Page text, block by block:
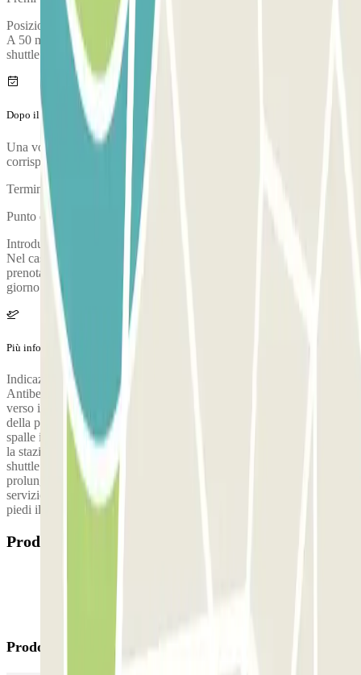
Posizione della fermata di autobus/shuttle che ti porterà al terminal:
A 50 metri dall'entrata del parcheggio P9 si trova una fermata di
shuttle gratuito
Dopo il tuo viaggio
Una volta recuperate le tue valigie, raggiungi la fermata di autobus
corrispondente.
Terminal T1
Punto da cui partono le navette per tornare al parcheggio:
Introduci nella barriera il ticket prepagato che hai preso all’entrata.
Nel caso in cui la tua permanenza superi la durata della tua
prenotazione, dovrai pagare all'uscita un supplemento di 15€ al
giorno a partire dal primo minuto in eccesso.
Più informazioni
Indicazioni per accedere al parcheggio P9: 1) Arrivando da
Antibes/Cannes: prendi la via che corre lungo il fiume Var e dirigiti
verso il Terminale 2. L'ingresso del P9 è alla tua sinistra, all'altezza
della prima rotonda. 2) Arrivando da Nizza/Monaco: lasciati alle
spalle il parcheggio P8, prendi la direzione del Terminale 2 e supera
la stazione di servizio. L'ingresso del P9 è alla tua destra a 50 m. Lo
shuttle è in servizio fino alle 00.30. Tuttavia il servizio può
prolungarsi in caso di ritardo del volo. Se la navetta non è in
servizio, potrai raggiungere dal parcheggio P9 in circa 10 minuti a
piedi il Terminal 2.
Prodotti disponibili
Prodotti di Parclick